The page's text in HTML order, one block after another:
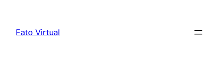
content
Fato Virtual